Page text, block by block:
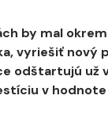
by mal
vyriešiť nový
odštartujú už
v